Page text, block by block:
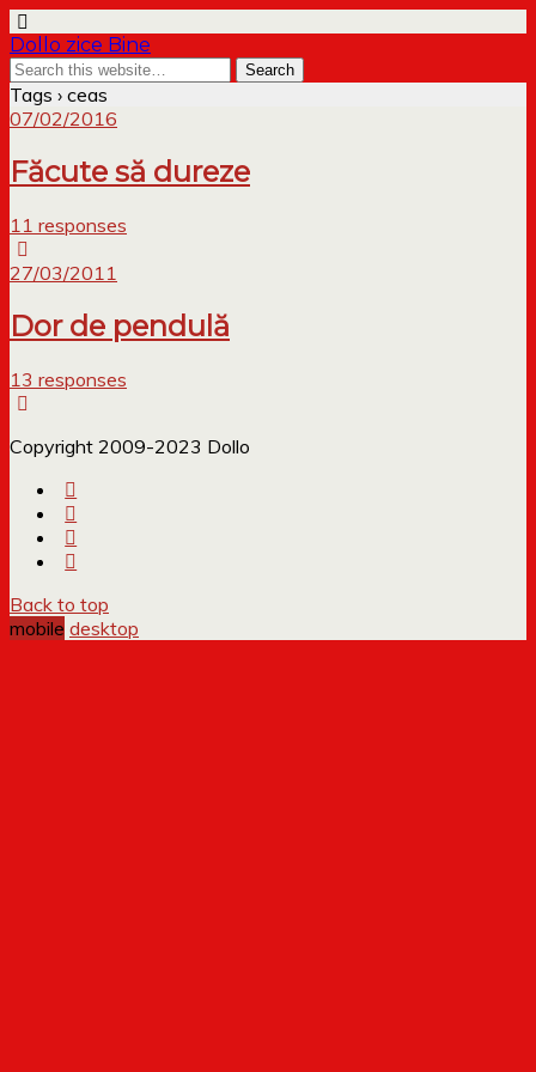
Dollo zice Bine
Tags › ceas
07/02/2016
Făcute să dureze
11 responses
27/03/2011
Dor de pendulă
13 responses
Copyright 2009-2023 Dollo
Back to top
mobile desktop